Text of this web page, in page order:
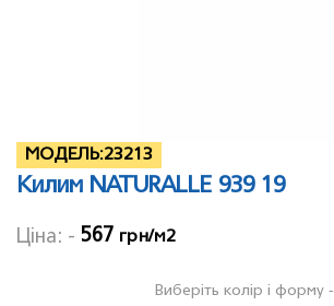
МОДЕЛЬ:23213
Килим NATURALLE 939 19
Ціна: - 567 грн/м2
Виберіть колір і форму -